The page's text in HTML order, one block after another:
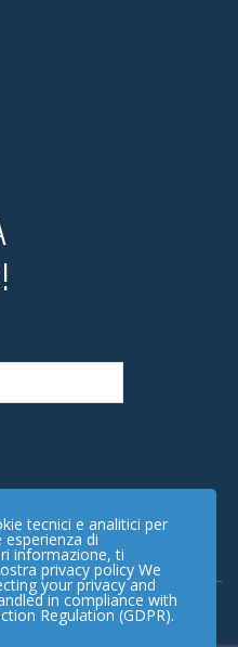
tecnici e analitici per
di
informazione, ti
privacy policy We
your privacy and
in compliance with
Regulation (GDPR).